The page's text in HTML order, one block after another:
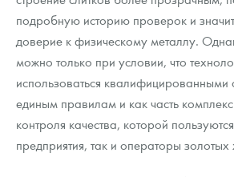
подробную историю проверок и
доверие к физическому металлу.
можно только при условии, что
использоваться квалифицированными
единым правилам и как часть
контроля качества, которой
предприятия, так и операторы